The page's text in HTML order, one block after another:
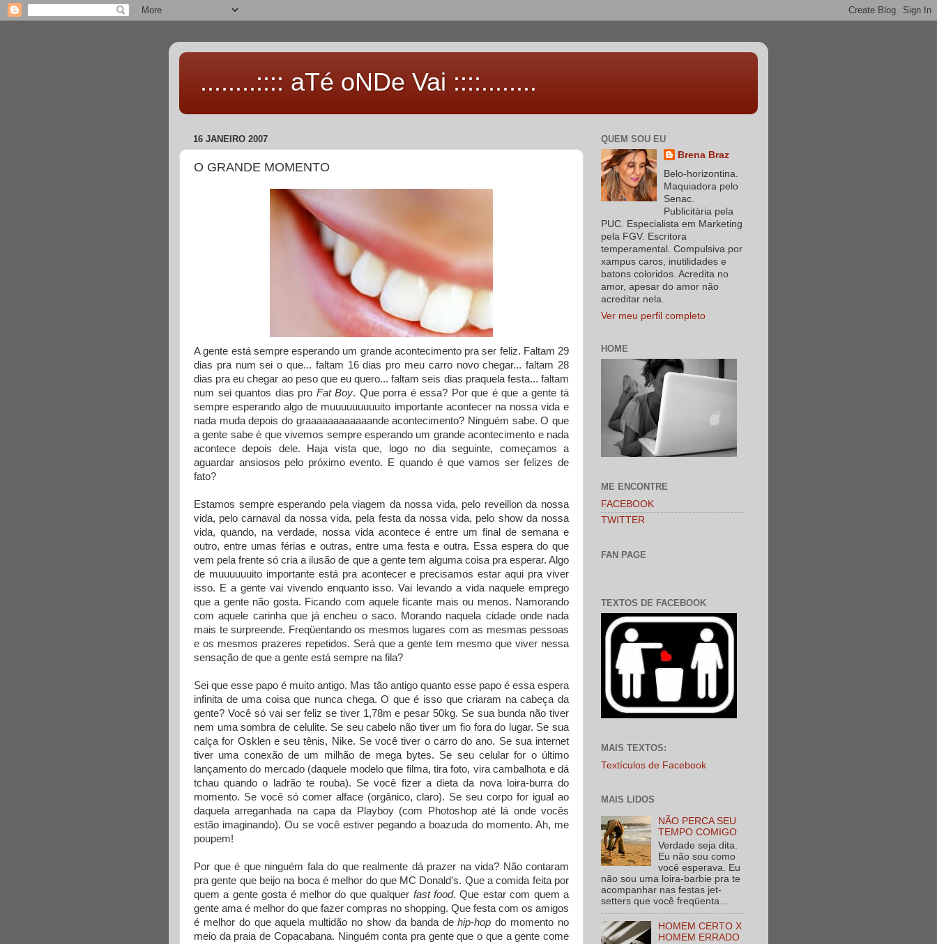
........:::: aTé oNDe Vai ::::........
16 JANEIRO 2007
O GRANDE MOMENTO
A gente está sempre esperando um grande acontecimento pra ser feliz. Faltam 29
dias pra num sei o que... faltam 16 dias pro meu carro novo chegar... faltam 28
dias pra eu chegar ao peso que eu quero... faltam seis dias praquela festa... faltam
num sei quantos dias pro Fat Boy. Que porra é essa? Por que é que a gente tá
sempre esperando algo de muuuuuuuuuito importante acontecer na nossa vida e
nada muda depois do graaaaaaaaaaaande acontecimento? Ninguém sabe. O que
a gente sabe é que vivemos sempre esperando um grande acontecimento e nada
acontece depois dele. Haja vista que, logo no dia seguinte, começamos a
aguardar ansiosos pelo próximo evento. E quando é que vamos ser felizes de
fato?
Estamos sempre esperando pela viagem da nossa vida, pelo reveillon da nossa
vida, pelo carnaval da nossa vida, pela festa da nossa vida, pelo show da nossa
vida, quando, na verdade, nossa vida acontece é entre um final de semana e
outro, entre umas férias e outras, entre uma festa e outra. Essa espera do que
vem pela frente só cria a ilusão de que a gente tem alguma coisa pra esperar. Algo
de muuuuuuito importante está pra acontecer e precisamos estar aqui pra viver
isso. E a gente vai vivendo enquanto isso. Vai levando a vida naquele emprego
que a gente não gosta. Ficando com aquele ficante mais ou menos. Namorando
com aquele carinha que já encheu o saco. Morando naquela cidade onde nada
mais te surpreende. Freqüentando os mesmos lugares com as mesmas pessoas
e os mesmos prazeres repetidos. Será que a gente tem mesmo que viver nessa
sensação de que a gente está sempre na fila?
Sei que esse papo é muito antigo. Mas tão antigo quanto esse papo é essa espera
infinita de uma coisa que nunca chega. O que é isso que criaram na cabeça da
gente? Você só vai ser feliz se tiver 1,78m e pesar 50kg. Se sua bunda não tiver
nem uma sombra de celulite. Se seu cabelo não tiver um fio fora do lugar. Se sua
calça for Osklen e seu tênis, Nike. Se você tiver o carro do ano. Se sua internet
tiver uma conexão de um milhão de mega bytes. Se seu celular for o último
lançamento do mercado (daquele modelo que filma, tira foto, vira cambalhota e dá
tchau quando o ladrão te rouba). Se você fizer a dieta da nova loira-burra do
momento. Se você só comer alface (orgânico, claro). Se seu corpo for igual ao
daquela arreganhada na capa da Playboy (com Photoshop até lá onde vocês
estão imaginando). Ou se você estiver pegando a boazuda do momento. Ah, me
poupem!
Por que é que ninguém fala do que realmente dá prazer na vida? Não contaram
pra gente que beijo na boca é melhor do que MC Donald’s. Que a comida feita por
quem a gente gosta é melhor do que qualquer fast food. Que estar com quem a
gente ama é melhor do que fazer compras no shopping. Que festa com os amigos
é melhor do que aquela multidão no show da banda dehip-hop do momento no
meio da praia de Copacabana. Ninguém conta pra gente que o que a gente come
QUEM SOU EU
Brena Braz
Belo-horizontina.
Maquiadora pelo
Senac.
Publicitária pela
PUC. Especialista em Marketing
pela FGV. Escritora
temperamental. Compulsiva por
xampus caros, inutilidades e
batons coloridos. Acredita no
amor, apesar do amor não
acreditar nela.
Ver meu perfil completo
HOME
ME ENCONTRE
FACEBOOK
TWITTER
FAN PAGE
TEXTOS DE FACEBOOK
MAIS TEXTOS:
Textículos de Facebook
MAIS LIDOS
NÃO PERCA SEU
TEMPO COMIGO
Verdade seja dita.
Eu não sou como
você esperava. Eu
não sou uma loira-barbie pra te
acompanhar nas festas jet-
setters que você freqüenta...
HOMEM CERTO X
HOMEM ERRADO